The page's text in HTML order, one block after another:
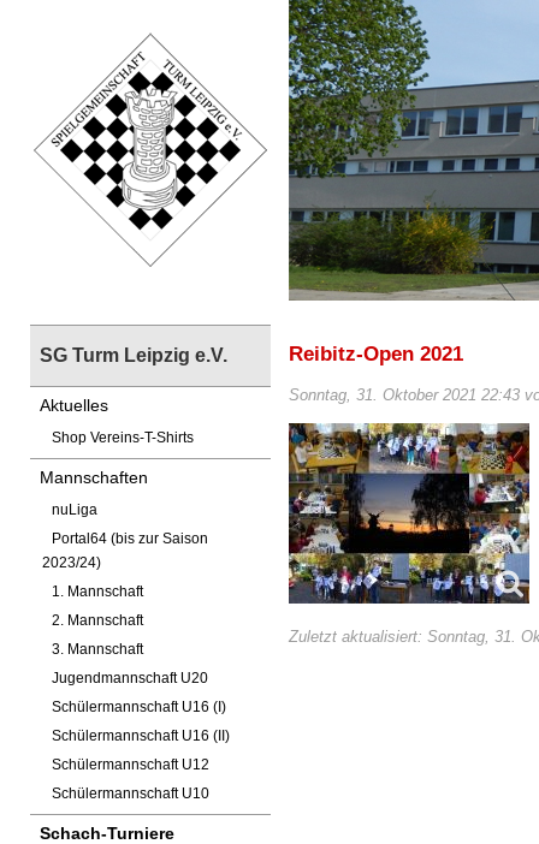
SG Turm Leipzig e.V.
Aktuelles
Shop Vereins-T-Shirts
Mannschaften
nuLiga
Portal64 (bis zur Saison
2023/24)
1. Mannschaft
2. Mannschaft
3. Mannschaft
Jugendmannschaft U20
Schülermannschaft U16 (I)
Schülermannschaft U16 (II)
Schülermannschaft U12
Schülermannschaft U10
Schach-Turniere
Reibitz-Open 2021
Sonntag, 31. Oktober 2021 22:43
Zuletzt aktualisiert: Sonntag, 31.